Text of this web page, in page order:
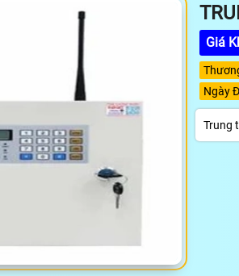
Giá
Ngày
Trung